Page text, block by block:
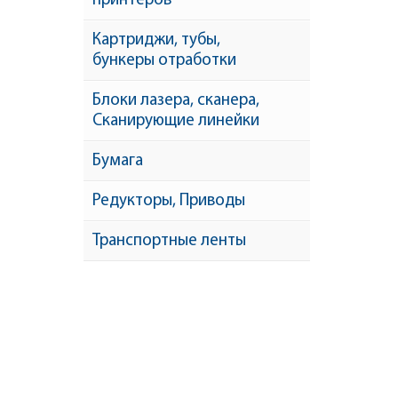
Картриджи, тубы,
бункеры отработки
Блоки лазера, сканера,
Сканирующие линейки
Бумага
Редукторы, Приводы
Транспортные ленты